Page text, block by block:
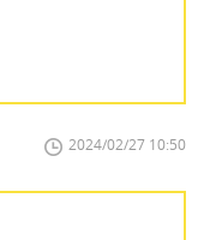
2024/02/27 10:50